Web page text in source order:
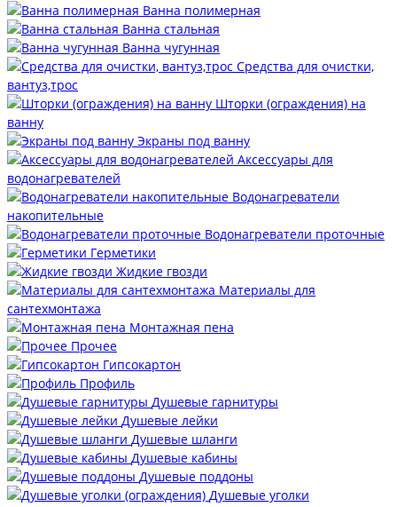
Ванна полимерная
Ванна стальная
Ванна чугунная
Средства для очистки,
вантуз,трос
Шторки (ограждения) на
ванну
Экраны под ванну
Аксессуары для
водонагревателей
Водонагреватели
накопительные
Водонагреватели проточные
Герметики
Жидкие гвозди
Материалы для
сантехмонтажа
Монтажная пена
Прочее
Гипсокартон
Профиль
Душевые гарнитуры
Душевые лейки
Душевые шланги
Душевые кабины
Душевые поддоны
Душевые уголки